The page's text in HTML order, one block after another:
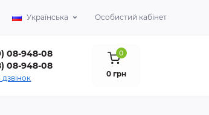
Українська Особистий кабінет
08-948-08
08-948-08
0
0 грн